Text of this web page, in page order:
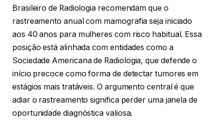
Brasileiro de Radiologia recomendam que o
rastreamento anual com mamografia seja iniciado
aos 40 anos para mulheres com risco habitual. Essa
posição está alinhada com entidades como a
Sociedade Americana de Radiologia, que defende o
início precoce como forma de detectar tumores em
estágios mais tratáveis. O argumento central é que
adiar o rastreamento significa perder uma janela de
oportunidade diagnóstica valiosa.